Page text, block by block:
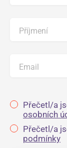
Příjmení
Email
Přečetl/a
osobních
Přečetl/a
podmínky